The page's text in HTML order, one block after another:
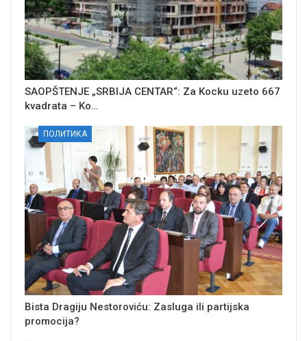
SAOPŠTENJE „SRBIJA CENTAR“: Za Kocku uzeto 667
kvadrata – Ko…
ПОЛИТИКА
Bista Dragiju Nestoroviću: Zasluga ili partijska
promocija?